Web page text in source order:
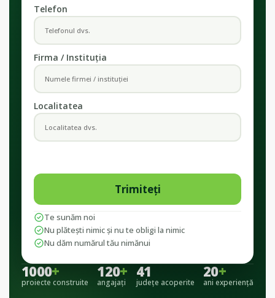
1000+
proiecte construite
120+
angajați
41
județe acoperite
20+
ani experiență
Telefon
Firma / Instituția
Localitatea
Te sunăm noi
Nu plătești nimic și nu te obligi la nimic
Nu dăm numărul tău nimănui